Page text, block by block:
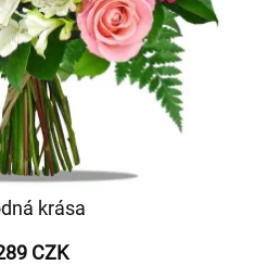
krása
CZK